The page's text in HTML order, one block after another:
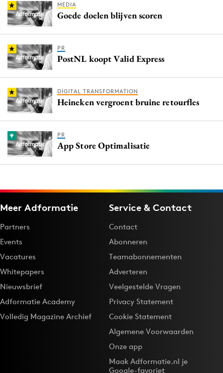
MEDIA
Goede doelen blijven scoren
PR
PostNL koopt Valid Express
DIGITAL TRANSFORMATION
Heineken vergroent bruine retourfles
PR
App Store Optimalisatie
Meer Adformatie
Partners
Events
Vacatures
Whitepapers
Nieuwsbrief
Adformatie Academy
Volledig Magazine Archief
Service & Contact
Contact
Abonneren
Teamabonnementen
Adverteren
Veelgestelde Vragen
Privacy Statement
Cookie Statement
Algemene Voorwaarden
Onze app
Maak Adformatie.nl je
Google-favoriet